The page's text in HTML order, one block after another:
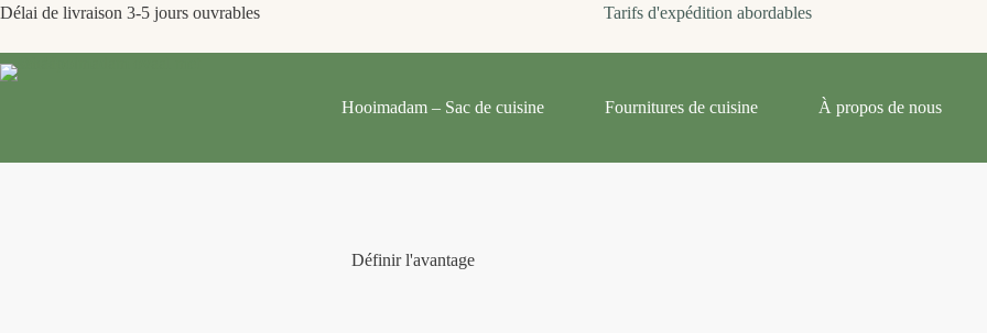
Délai de livraison 3-5 jours ouvrables Tarifs d'expédition abordables
Hooimadam – Sac de cuisine Fournitures de cuisine À propos de nous
Définir l'avantage